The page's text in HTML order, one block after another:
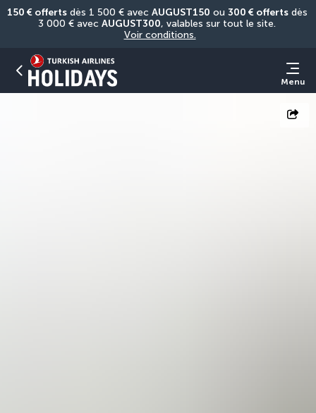
150 € offerts dès 1 500 € avec AUGUST150 ou 300 € offerts dès
3 000 € avec AUGUST300
Voir conditions.
Menu